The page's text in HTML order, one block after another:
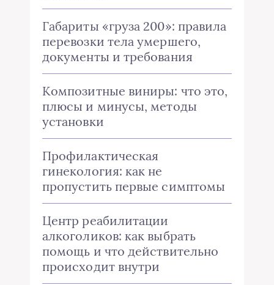
Габариты «груза 200»: правила
перевозки тела умершего,
документы и требования
Композитные виниры: что это,
плюсы и минусы, методы
установки
Профилактическая
гинекология: как не
пропустить первые симптомы
Центр реабилитации
алкоголиков: как выбрать
помощь и что действительно
происходит внутри